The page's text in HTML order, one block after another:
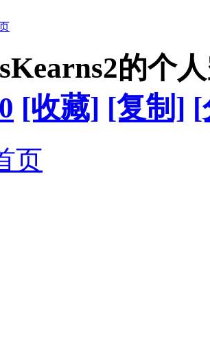
的个
[收藏] [复制] [
页